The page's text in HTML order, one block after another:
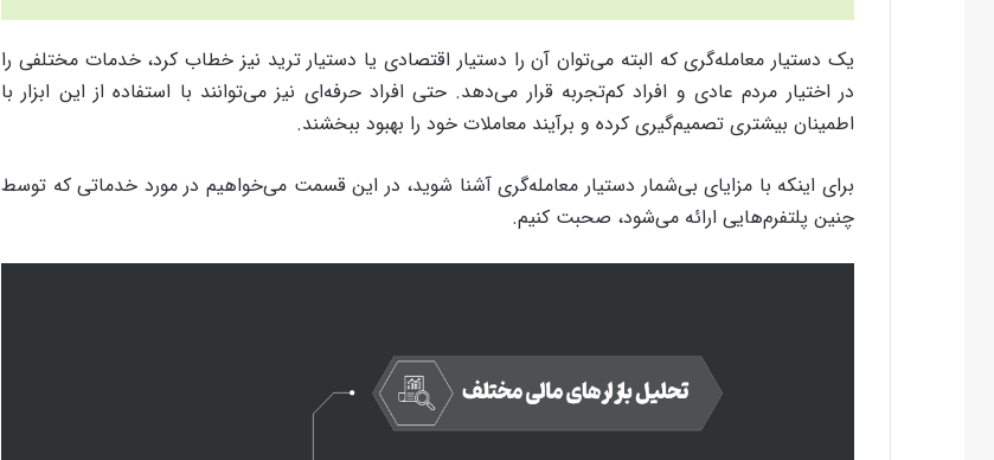
یک دستیار معامله‌گری که البته می‌توان آن را دستیار اقتصادی یا دستیار ترید نیز خطاب کرد، خدمات مختلفی را
در اختیار مردم عادی و افراد کم‌تجربه قرار می‌دهد. حتی افراد حرفه‌ای نیز می‌توانند با استفاده از این ابزار با
اطمینان بیشتری تصمیم‌گیری کرده و برآیند معاملات خود را بهبود ببخشند.
برای اینکه با مزایای بی‌شمار دستیار معامله‌گری آشنا شوید، در این قسمت می‌خواهیم در مورد خدماتی که توسط
چنین پلتفرم‌هایی ارائه می‌شود، صحبت کنیم.